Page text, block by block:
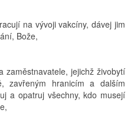
na vývoji vakcíny, dávej jim
Bože,
zaměstnavatele, jejichž živobytí
zavřeným hranicím a dalším
a opatruj všechny, kdo musejí